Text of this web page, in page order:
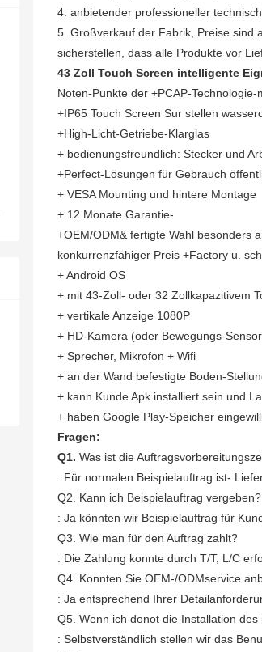
4. anbietender professioneller
5. Großverkauf der Fabrik, Preise sind
sicherstellen, dass alle Produkte vor
43 Zoll Touch Screen intelligente
Noten-Punkte der +PCAP-
+IP65 Touch Screen Sur stellen
+High-Licht-Getriebe-Klarglas
+ bedienungsfreundlich: Stecker und
+Perfect-Lösungen für Gebrauch
+ VESA Mounting und hintere Montage
+ 12 Monate Garantie-
+OEM/ODM& fertigte Wahl besonders
konkurrenzfähiger Preis +Factory u.
+ Android OS
+ mit 43-Zoll- oder 32 Zollkapazitivem
+ vertikale Anzeige 1080P
+ HD-Kamera (oder Bewegungs-
+ Sprecher, Mikrofon + Wifi
+ an der Wand befestigte Boden-
+ kann Kunde Apk installiert sein und
+ haben Google Play-Speicher
Fragen:
Q1. Was ist die
: Für normalen Beispielauftrag ist-
Q2. Kann ich Beispielauftrag vergeben?
: Ja könnten wir Beispielauftrag für
Q3. Wie man für den Auftrag zahlt?
: Die Zahlung konnte durch T/T, L/C
Q4. Konnten Sie OEM-/ODMservice
: Ja entsprechend Ihrer
Q5. Wenn ich donot die Installation
: Selbstverständlich stellen wir das